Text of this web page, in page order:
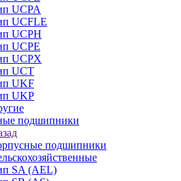
UCPA
UCFLE
UCPH
UCPE
UCPX
UCT
UKF
UKP
подшипники
подшипники
SA (AEL)